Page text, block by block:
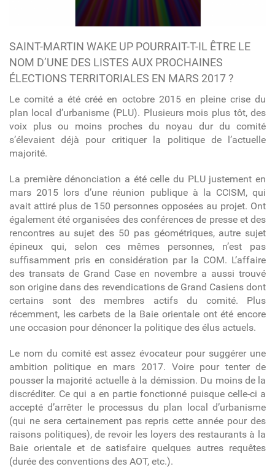
SAINT-MARTIN WAKE UP POURRAIT-T-IL ÊTRE LE
NOM D’UNE DES LISTES AUX PROCHAINES
ÉLECTIONS TERRITORIALES EN MARS 2017 ?
Le comité a été créé en octobre 2015 en pleine crise du
plan local d’urbanisme (PLU). Plusieurs mois plus tôt, des
voix plus ou moins proches du noyau dur du comité
s’élevaient déjà pour critiquer la politique de l’actuelle
majorité.
La première dénonciation a été celle du PLU justement en
mars 2015 lors d’une réunion publique à la CCISM, qui
avait attiré plus de 150 personnes opposées au projet. Ont
également été organisées des conférences de presse et des
rencontres au sujet des 50 pas géométriques, autre sujet
épineux qui, selon ces mêmes personnes, n’est pas
suffisamment pris en considération par la COM. L’affaire
des transats de Grand Case en novembre a aussi trouvé
son origine dans des revendications de Grand Casiens dont
certains sont des membres actifs du comité. Plus
récemment, les carbets de la Baie orientale ont été encore
une occasion pour dénoncer la politique des élus actuels.
Le nom du comité est assez évocateur pour suggérer une
ambition politique en mars 2017. Voire pour tenter de
pousser la majorité actuelle à la démission. Du moins de la
discréditer. Ce qui a en partie fonctionné puisque celle-ci a
accepté d’arrêter le processus du plan local d’urbanisme
(qui ne sera certainement pas repris cette année pour des
raisons politiques), de revoir les loyers des restaurants à la
Baie orientale et de satisfaire quelques autres requêtes
(durée des conventions des AOT, etc.).